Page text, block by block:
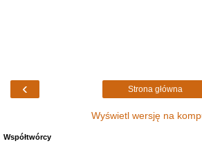
‹ Strona główna
Wyświetl wersję na
Współtwórcy